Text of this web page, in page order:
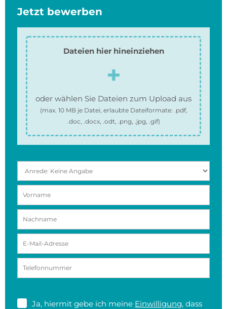
Jetzt bewerben
Dateien hier hineinziehen
oder wählen Sie Dateien zum Upload aus
(max. 10 MBje Datei, erlaubte Dateiformate: .pdf,
.doc, .docx, .odt, .png, .jpg, .gif)
Ja, hiermit gebe ich meine Einwilligung, dass